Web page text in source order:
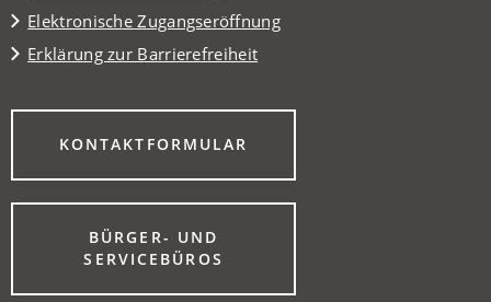
Elektronische Zugangseröffnung
Erklärung zur Barrierefreiheit
KONTAKTFORMULAR
(ÖFFNET
EINEM
NEUEN
BÜRGER- UND
SERVICEBÜROS
(ÖFFNET